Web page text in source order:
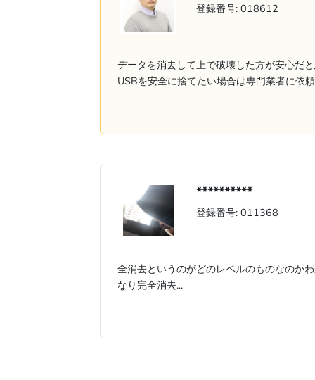
登録番号: 018612
データを消去して上で破壊した方が安心だ
USBを安全に捨てたい場合は専門業者に依
**********
登録番号: 011368
全消去というのがどのレベルのものなのか
なり完全消去...